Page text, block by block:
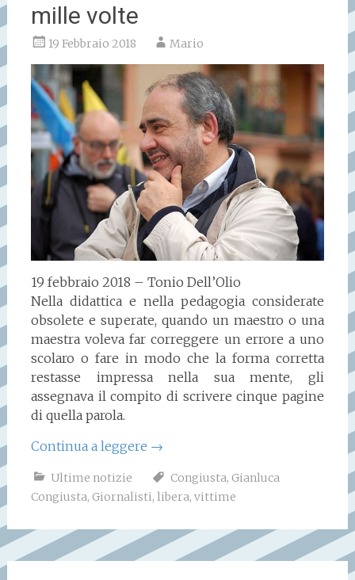
mille volte
19 Febbraio 2018 Mario
19 febbraio 2018 – Tonio Dell’Olio
Nella didattica e nella pedagogia considerate
obsolete e superate, quando un maestro o una
maestra voleva far correggere un errore a uno
scolaro o fare in modo che la forma corretta
restasse impressa nella sua mente, gli
assegnava il compito di scrivere cinque pagine
di quella parola.
Continua a leggere →
Ultime notizie Congiusta, Gianluca
Congiusta, Giornalisti, libera, vittime